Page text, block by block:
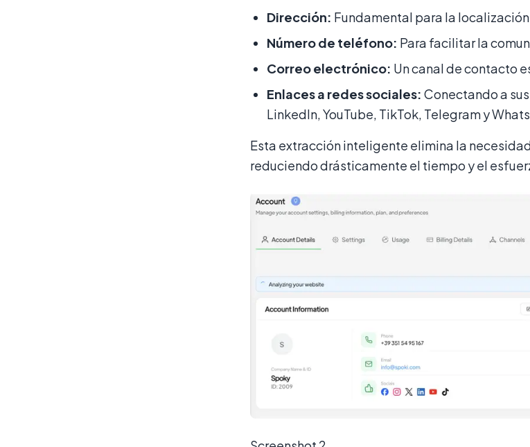
Dirección: Fundamental para la
Número de teléfono: Para facilitar la
Correo electrónico: Un canal de contacto
Enlaces a redes sociales: Conectando a
LinkedIn, YouTube, TikTok, Telegram y
Esta extracción inteligente elimina la
reduciendo drásticamente el tiempo y el